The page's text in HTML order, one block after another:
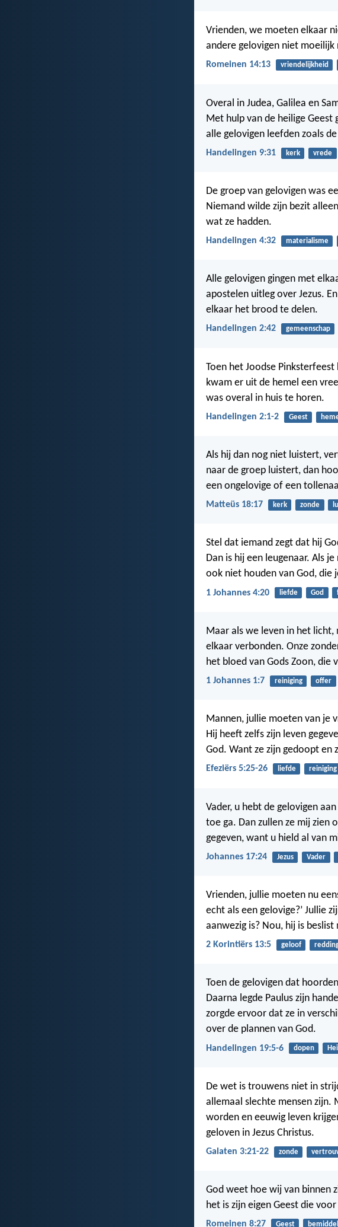
Vrienden, we moeten elkaar
andere gelovigen niet moeilijk
Romeinen 14:13 vriendelijkheid
Overal in Judea, Galilea en
Met hulp van de heilige Geest
alle gelovigen leefden zoals
Handelingen 9:31 kerk vrede
De groep van gelovigen was
Niemand wilde zijn bezit
wat ze hadden.
Handelingen 4:32 materialisme
Alle gelovigen gingen met
apostelen uitleg over Jezus.
elkaar het brood te delen.
Handelingen 2:42 gemeenschap
Toen het Joodse
kwam er uit de hemel een
was overal in huis te horen.
Handelingen 2:1-2 Geest
Als hij dan nog niet luistert,
naar de groep luistert, dan
een ongelovige of een
Matteüs 18:17 kerk zonde
Stel dat iemand zegt dat hij
Dan is hij een leugenaar. Als
ook niet houden van God, die
1 Johannes 4:20 liefde God
Maar als we leven in het licht,
elkaar verbonden. Onze
het bloed van Gods Zoon, die
1 Johannes 1:7 reiniging offer
Mannen, jullie moeten van je
Hij heeft zelfs zijn leven
God. Want ze zijn gedoopt en
Efeziërs 5:25-26 liefde reiniging
Vader, u hebt de gelovigen
toe ga. Dan zullen ze mij zien
gegeven, want u hield al van
Johannes 17:24 Jezus Vader
Vrienden, jullie moeten nu
echt als een gelovige?’ Jullie
aanwezig is? Nou, hij is
2 Korintiërs 13:5 geloof
Toen de gelovigen dat
Daarna legde Paulus zijn
zorgde ervoor dat ze in
over de plannen van God.
Handelingen 19:5-6 dopen
De wet is trouwens niet in
allemaal slechte mensen zijn.
worden en eeuwig leven
geloven in Jezus Christus.
Galaten 3:21-22 zonde
God weet hoe wij van binnen
het is zijn eigen Geest die
Romeinen 8:27 Geest